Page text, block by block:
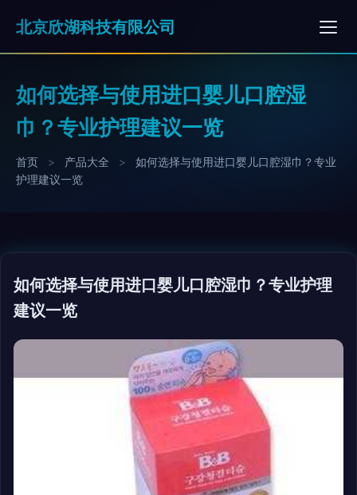
北京欣湖科技有限公司
如何选择与使用进口婴儿口腔湿
巾？专业护理建议一览
首页 > 产品大全 >
如何选择与使用进口婴儿口腔湿巾？专业
护理建议一览
如何选择与使用进口婴儿口腔湿巾？专业护理
建议一览